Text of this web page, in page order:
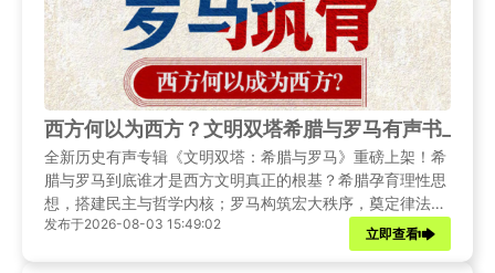
西方何以为西方？文明双塔希腊与罗马有声书上线
全新历史有声专辑《文明双塔：希腊与罗马》重磅上架！希
腊与罗马到底谁才是西方文明真正的根基？希腊孕育理性思
想，搭建民主与哲学内核；罗马构筑宏大秩序，奠定律法与
帝国体系。一柔一刚彼此交融，互相塑造成就古典巅峰！
发布于2026-08-03 15:49:02
立即查看